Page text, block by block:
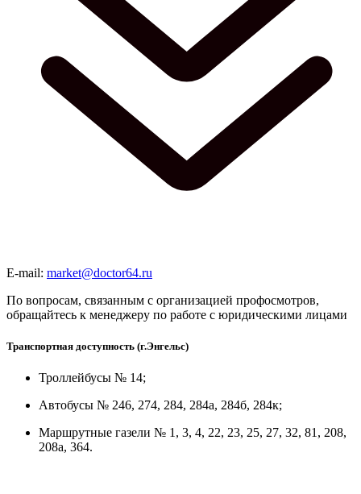
E-mail: market@doctor64.ru
По вопросам, связанным с организацией профосмотров,
обращайтесь к менеджеру по работе с юридическими лицами
Транспортная доступность (г.Энгельс)
Троллейбусы № 14;
Автобусы № 246, 274, 284, 284а, 284б, 284к;
Маршрутные газели № 1, 3, 4, 22, 23, 25, 27, 32, 81, 208,
208а, 364.